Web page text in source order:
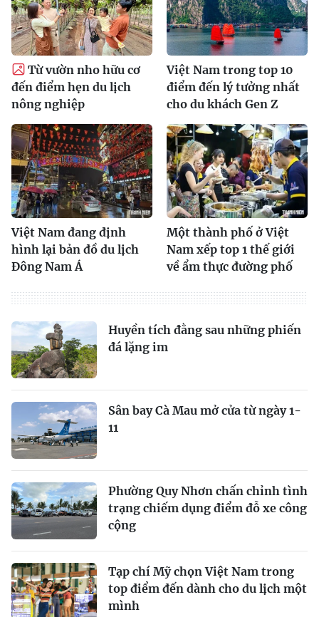
Từ vườn nho hữu cơ
đến điểm hẹn du lịch
nông nghiệp
Việt Nam trong top 10
điểm đến lý tưởng nhất
cho du khách Gen Z
Việt Nam đang định
hình lại bản đồ du lịch
Đông Nam Á
Một thành phố ở Việt
Nam xếp top 1 thế giới
về ẩm thực đường phố
Huyền tích đằng sau những phiến
đá lặng im
Sân bay Cà Mau mở cửa từ ngày 1-
11
Phường Quy Nhơn chấn chỉnh tình
trạng chiếm dụng điểm đỗ xe công
cộng
Tạp chí Mỹ chọn Việt Nam trong
top điểm đến dành cho du lịch một
mình